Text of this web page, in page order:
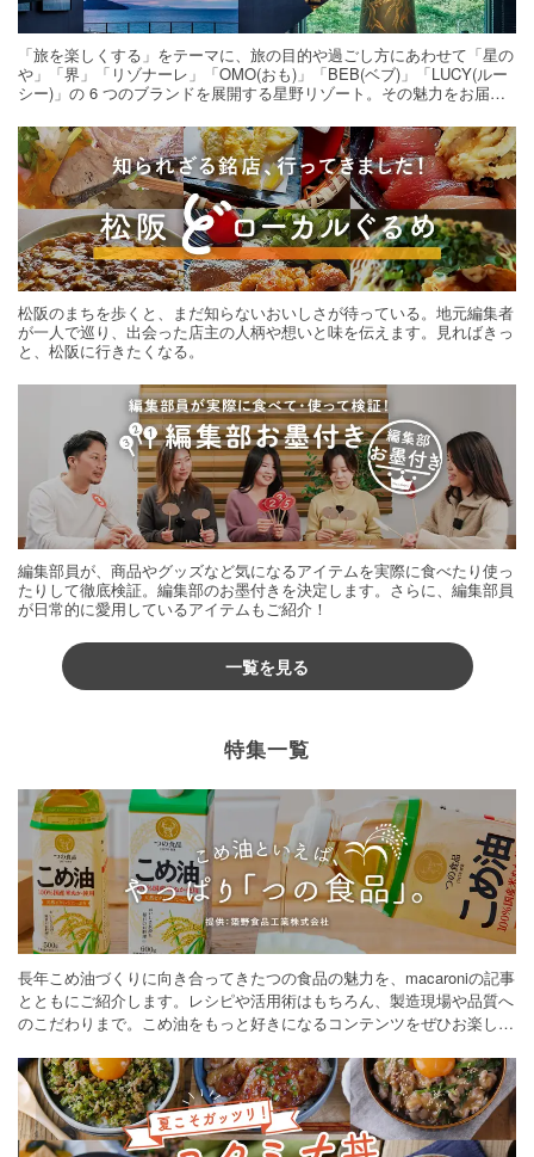
「旅を楽しくする」をテーマに、旅の目的や過ごし方にあわせて「星の
や」「界」「リゾナーレ」「OMO(おも)」「BEB(ベブ)」「LUCY(ルー
シー)」の 6 つのブランドを展開する星野リゾート。その魅力をお届け
松阪のまちを歩くと、まだ知らないおいしさが待っている。地元編集者
が一人で巡り、出会った店主の人柄や想いと味を伝えます。見ればきっ
と、松阪に行きたくなる。
編集部員が、商品やグッズなど気になるアイテムを実際に食べたり使っ
たりして徹底検証。編集部のお墨付きを決定します。さらに、編集部員
が日常的に愛用しているアイテムもご紹介！
一覧を見る
特集一覧
長年こめ油づくりに向き合ってきたつの食品の魅力を、macaroniの記事
とともにご紹介します。レシピや活用術はもちろん、製造現場や品質へ
のこだわりまで。こめ油をもっと好きになるコンテンツをぜひお楽しみ